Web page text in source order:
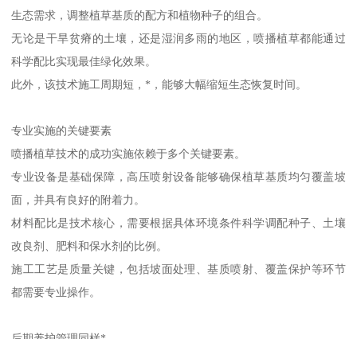
生态需求，调整植草基质的配方和植物种子的组合。
无论是干旱贫瘠的土壤，还是湿润多雨的地区，喷播植草都能通过
科学配比实现最佳绿化效果。
此外，该技术施工周期短，*，能够大幅缩短生态恢复时间。
专业实施的关键要素
喷播植草技术的成功实施依赖于多个关键要素。
专业设备是基础保障，高压喷射设备能够确保植草基质均匀覆盖坡
面，并具有良好的附着力。
材料配比是技术核心，需要根据具体环境条件科学调配种子、土壤
改良剂、肥料和保水剂的比例。
施工工艺是质量关键，包括坡面处理、基质喷射、覆盖保护等环节
都需要专业操作。